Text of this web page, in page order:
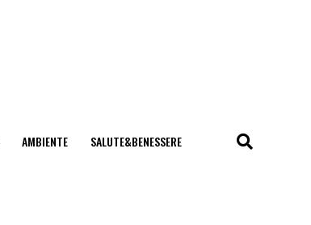
AMBIENTE SALUTE&BENESSERE